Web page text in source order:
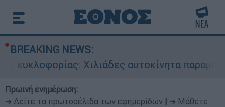
BREAKING NEWS:
Χιλιάδες αυτοκίνητα
Πρωινή ενημέρωση:
➔ Δείτε τα πρωτοσέλιδα των εφημερίδων
➔ Μάθετε